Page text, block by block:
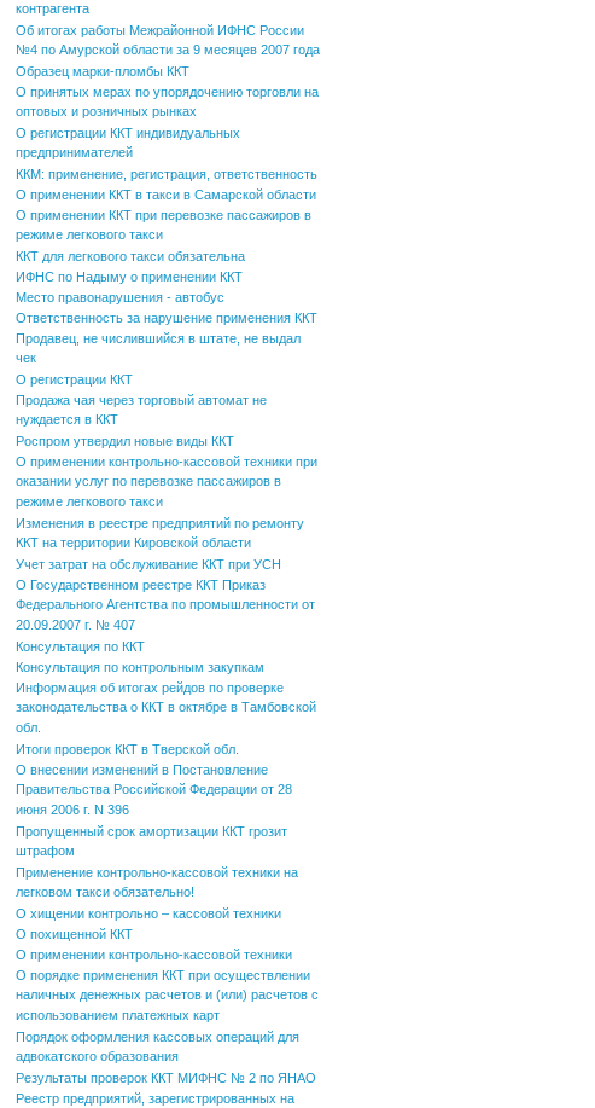
контрагента
Об итогах работы Межрайонной ИФНС России
№4 по Амурской области за 9 месяцев 2007 года
Образец марки-пломбы ККТ
О принятых мерах по упорядочению торговли на
оптовых и розничных рынках
О регистрации ККТ индивидуальных
предпринимателей
ККМ: применение, регистрация, ответственность
О применении ККТ в такси в Самарской области
О применении ККТ при перевозке пассажиров в
режиме легкового такси
ККТ для легкового такси обязательна
ИФНС по Надыму о применении ККТ
Место правонарушения - автобус
Ответственность за нарушение применения ККТ
Продавец, не числившийся в штате, не выдал
чек
О регистрации ККТ
Продажа чая через торговый автомат не
нуждается в ККТ
Роспром утвердил новые виды ККТ
О применении контрольно-кассовой техники при
оказании услуг по перевозке пассажиров в
режиме легкового такси
Изменения в реестре предприятий по ремонту
ККТ на территории Кировской области
Учет затрат на обслуживание ККТ при УСН
О Государственном реестре ККТ Приказ
Федерального Агентства по промышленности от
20.09.2007 г. № 407
Консультация по ККТ
Консультация по контрольным закупкам
Информация об итогах рейдов по проверке
законодательства о ККТ в октябре в Тамбовской
обл.
Итоги проверок ККТ в Тверской обл.
О внесении изменений в Постановление
Правительства Российской Федерации от 28
июня 2006 г. N 396
Пропущенный срок амортизации ККТ грозит
штрафом
Применение контрольно-кассовой техники на
легковом такси обязательно!
О хищении контрольно – кассовой техники
О похищенной ККТ
О применении контрольно-кассовой техники
О порядке применения ККТ при осуществлении
наличных денежных расчетов и (или) расчетов с
использованием платежных карт
Порядок оформления кассовых операций для
адвокатского образования
Результаты проверок ККТ МИФНС № 2 по ЯНАО
Реестр предприятий, зарегистрированных на